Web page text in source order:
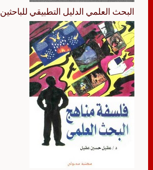
البحث العلمي الدليل التطبيقي للباحثين